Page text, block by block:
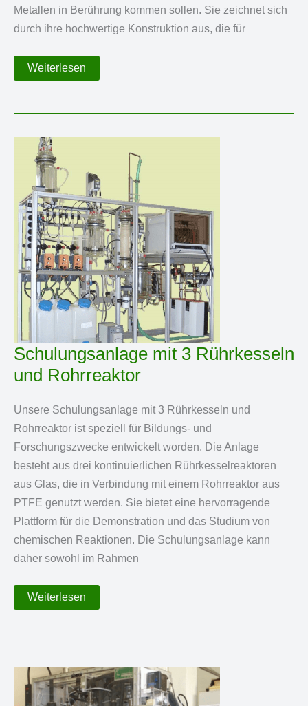
Metallen in Berührung kommen sollen. Sie zeichnet sich
durch ihre hochwertige Konstruktion aus, die für
Stahl-
Email-
eine
Weiterlesen
Schulungsanlage mit 3 Rührkesseln
und Rohrreaktor
Unsere Schulungsanlage mit 3 Rührkesseln und
Rohrreaktor ist speziell für Bildungs- und
Forschungszwecke entwickelt worden. Die Anlage
besteht aus drei kontinuierlichen Rührkesselreaktoren
aus Glas, die in Verbindung mit einem Rohrreaktor aus
PTFE genutzt werden. Sie bietet eine hervorragende
Plattform für die Demonstration und das Studium von
chemischen Reaktionen. Die Schulungsanlage kann
daher sowohl im Rahmen
Schulungsanlage
mit
und
Weiterlesen